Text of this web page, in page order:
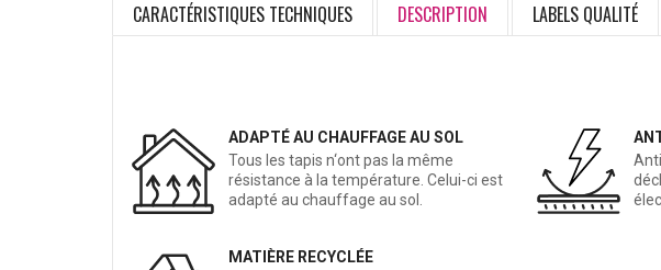
CARACTÉRISTIQUES TECHNIQUES DESCRIPTION LABELS QUALITÉ
ADAPTÉ AU CHAUFFAGE AU SOL
Tous les tapis n‘ont pas la même
résistance à la température. Celui-ci est
adapté au chauffage au sol.
MATIÈRE RECYCLÉE